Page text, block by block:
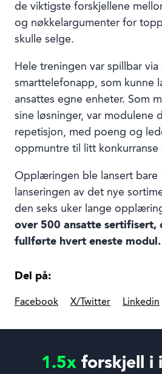
de viktigste forskjellene
og nøkkelargumenter for
skulle selge.
Hele treningen var spillbar
smarttelefonapp, som kunne
ansattes egne enheter. Som
sine løsninger, var modulene
repetisjon, med poeng og
oppmuntre til litt konkurranse
Opplæringen ble lansert bare
lanseringen av det nye
den seks uker lange
over 500 ansatte sertifisert,
fullførte hvert eneste modul.
Del på:
Facebook X/Twitter Linkedin
1.5xforskjell i